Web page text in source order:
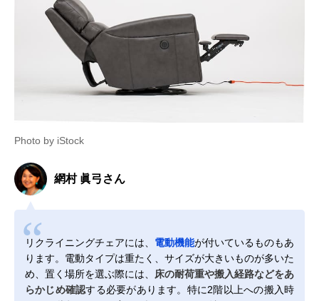
Photo by iStock
網村 眞弓さん
リクライニングチェアには、 電動機能が付いているものもあ
ります。電動タイプは重たく、サイズが大きいものが多いた
め、置く場所を選ぶ際には、 床の耐荷重や搬入経路などをあ
らかじめ確認する必要があります。特に2階以上への搬入時